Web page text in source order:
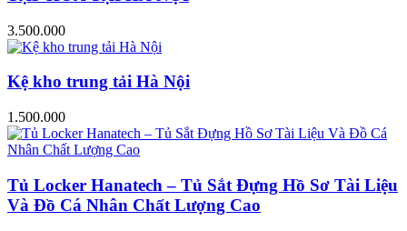
3.500.000
Kệ kho trung tải Hà Nội
1.500.000
Tủ Locker Hanatech – Tủ Sắt Đựng Hồ Sơ Tài Liệu
Và Đồ Cá Nhân Chất Lượng Cao